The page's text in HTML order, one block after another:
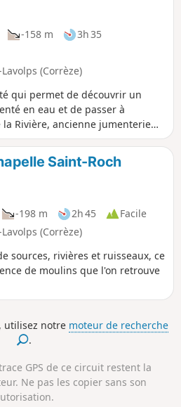
-158 m
3h 35
(Corrèze)
qui permet de découvrir un
en eau et de passer à
Rivière, ancienne jumenterie
centre d'entraînement
Saint-Roch
-198 m 2h 45
Facile
(Corrèze)
sources, rivières et ruisseaux, ce
de moulins que l'on retrouve
utilisez notre moteur de recherche
.
GPS de ce circuit restent la
Ne pas les copier sans son